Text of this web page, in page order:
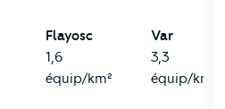
Flayosc
1,6
équip/km²
Var
3,3
équip/km²